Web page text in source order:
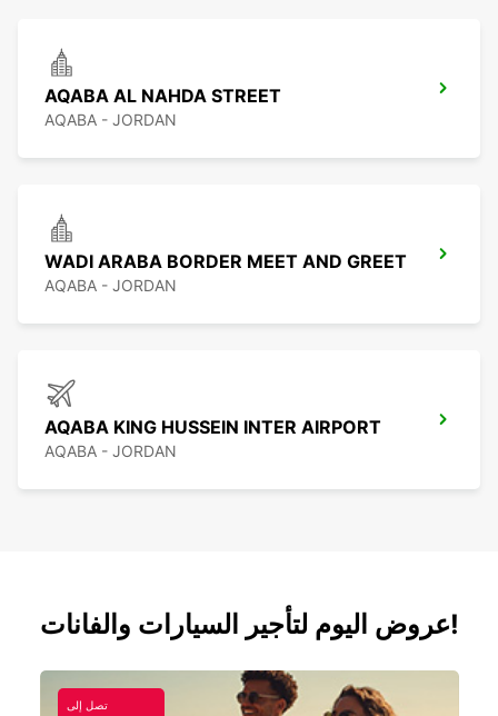
AQABA AL NAHDA STREET
AQABA - JORDAN
WADI ARABA BORDER MEET AND GREET
AQABA - JORDAN
AQABA KING HUSSEIN INTER AIRPORT
AQABA - JORDAN
عروض اليوم لتأجير السيارات والفانات!
تصل إلى